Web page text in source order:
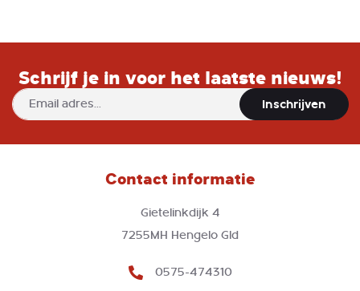
Schrijf je in voor het laatste nieuws!
Abonneer
u
onze
Inschrijven
Contact informatie
Gietelinkdijk 4
7255MH Hengelo Gld
0575-474310